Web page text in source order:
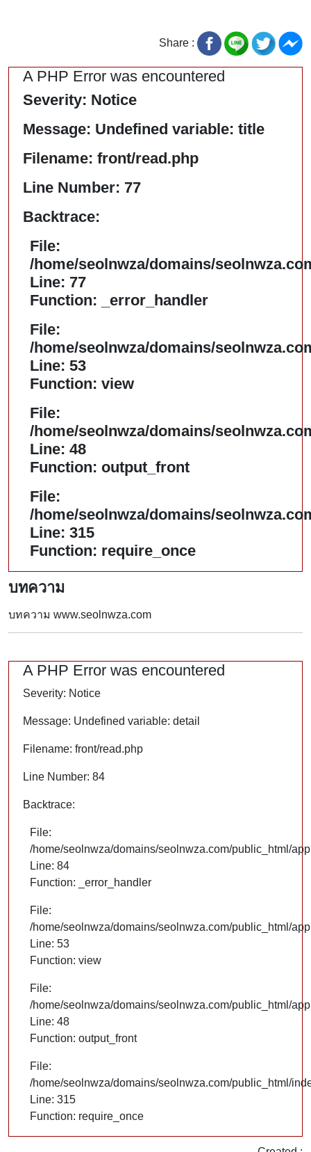
Share :
A PHP Error was encountered
Severity: Notice
Message: Undefined variable: title
Filename: front/read.php
Line Number: 77
Backtrace:
File:
/home/seolnwza/domains/
Line: 77
Function: _error_handler
File:
/home/seolnwza/domains/
Line: 53
Function: view
File:
/home/seolnwza/domains/
Line: 48
Function: output_front
File:
/home/seolnwza/domains/
Line: 315
Function: require_once
บทความ
บทความ www.seolnwza.com
A PHP Error was encountered
Severity: Notice
Message: Undefined variable: detail
Filename: front/read.php
Line Number: 84
Backtrace:
File:
/home/seolnwza/domains/seolnwza.com/public_html/
Line: 84
Function: _error_handler
File:
/home/seolnwza/domains/seolnwza.com/public_html/
Line: 53
Function: view
File:
/home/seolnwza/domains/seolnwza.com/public_html/
Line: 48
Function: output_front
File:
/home/seolnwza/domains/seolnwza.com/public_html/
Line: 315
Function: require_once